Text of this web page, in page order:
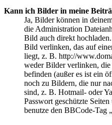
Kann ich Bilder in meine
Ja, Bilder können in
die Administration
Bild auch direkt
Bild verlinken, das auf
liegt, z. B. http://
weder Bilder verlinken, die
befinden (außer es ist ein
noch zu Bildern, die nur
sind, z. B. Hotmail- oder
Passwort geschützte
benutze den BBCode-Tag